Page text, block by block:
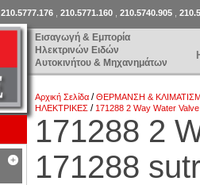
Εισαγωγή & Εμπορία
Ηλεκτρινών Ειδών
Αυτοκινήτου & Μηχανημάτων
210.5777.176 210.5771.160 210.5740.905
Αρχική Σελίδα /ΘΕΡΜΑΝΣΗ &
ΗΛΕΚΤΡΙΚΕΣ / 171288 2 Way Water
171288 2
171288